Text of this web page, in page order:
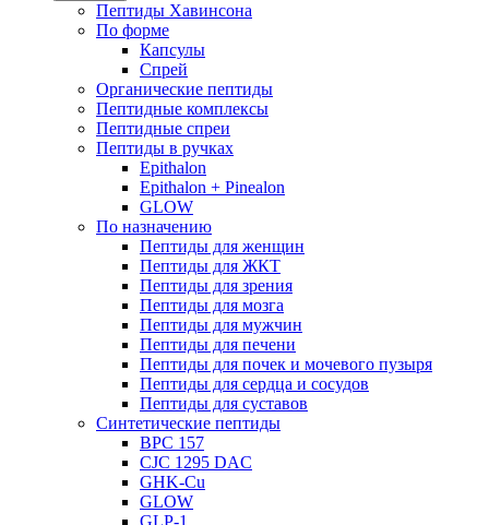
Пептиды Хавинсона
По форме
Капсулы
Спрей
Органические пептиды
Пептидные комплексы
Пептидные спреи
Пептиды в ручках
Epithalon
Epithalon + Pinealon
GLOW
По назначению
Пептиды для женщин
Пептиды для ЖКТ
Пептиды для зрения
Пептиды для мозга
Пептиды для мужчин
Пептиды для печени
Пептиды для почек и мочевого пузыря
Пептиды для сердца и сосудов
Пептиды для суставов
Синтетические пептиды
BPC 157
CJC 1295 DAC
GHK-Cu
GLOW